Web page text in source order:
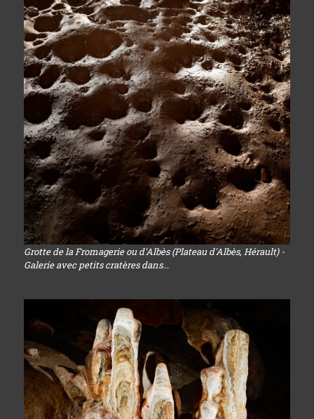
Grotte de la Fromagerie ou d'Albès (Plateau d'Albès, Hérault) -
Galerie avec petits cratères dans...